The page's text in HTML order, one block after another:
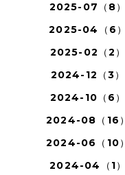
2025-07（8）
2025-04（6）
2025-02（2）
2024-12（3）
2024-10（6）
2024-08（16）
2024-06（10）
2024-04（1）